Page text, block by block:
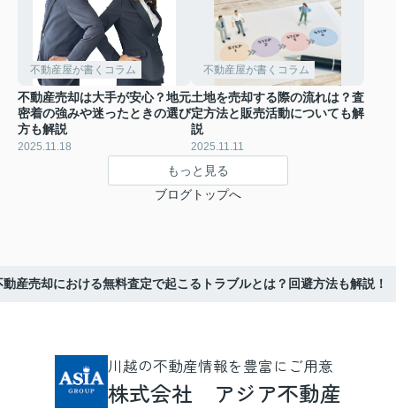
不動産屋が書くコラム
不動産売却は大手が安心？地元
密着の強みや迷ったときの選び
方も解説
2025.11.18
不動産屋が書くコラム
土地を売却する際の流れは？査
定方法と販売活動についても解
説
2025.11.11
もっと見る
ブログトップへ
動産売却における無料査定で起こるトラブルとは？回避方法も解説！
川越の不動産情報を豊富にご用意
株式会社 アジア不動産